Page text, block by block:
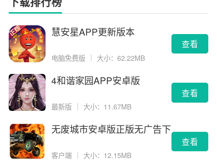
慧安星APP更新版本
电脑免费版 ｜ 大小：62.22MB
查看
4和谐家园APP安卓版
最新版 大小：11.67MB
查看
无废城市安卓版正版无广告下
客户端 大小：12.15MB
查看